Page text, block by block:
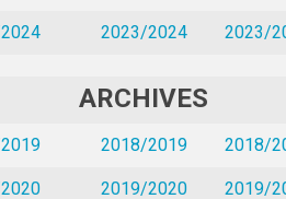
2023/2024 2023/
ARCHIVES
2018/2019 2018/
2019/2020 2019/